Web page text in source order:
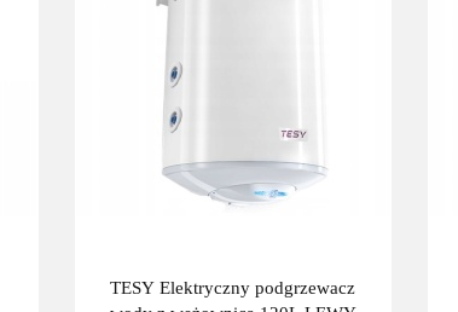
TESY Elektryczny podgrzewacz